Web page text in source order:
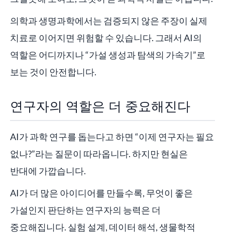
의학과 생명과학에서는 검증되지 않은 주장이 실제
치료로 이어지면 위험할 수 있습니다. 그래서 AI의
역할은 어디까지나 “가설 생성과 탐색의 가속기”로
보는 것이 안전합니다.
연구자의 역할은 더 중요해진다
AI가 과학 연구를 돕는다고 하면 “이제 연구자는 필요
없나?”라는 질문이 따라옵니다. 하지만 현실은
반대에 가깝습니다.
AI가 더 많은 아이디어를 만들수록, 무엇이 좋은
가설인지 판단하는 연구자의 능력은 더
중요해집니다. 실험 설계, 데이터 해석, 생물학적